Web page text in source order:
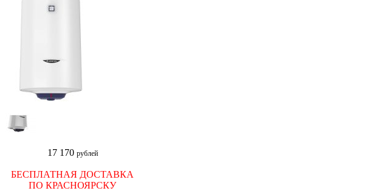
17 170 рублей
БЕСПЛАТНАЯ ДОСТАВКА
ПО КРАСНОЯРСКУ